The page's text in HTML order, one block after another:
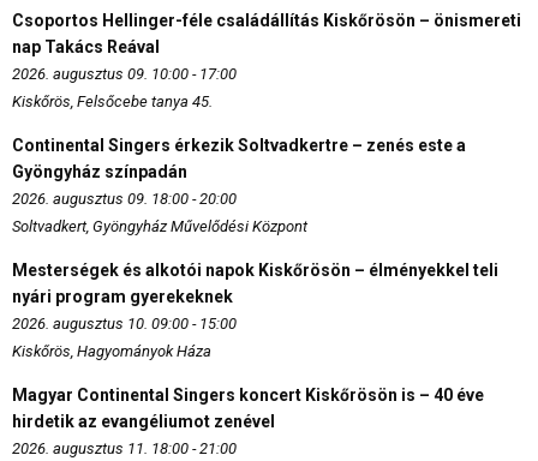
Csoportos Hellinger-féle családállítás Kiskőrösön – önismereti
nap Takács Reával
2026. augusztus 09. 10:00 - 17:00
Kiskőrös, Felsőcebe tanya 45.
Continental Singers érkezik Soltvadkertre – zenés este a
Gyöngyház színpadán
2026. augusztus 09. 18:00 - 20:00
Soltvadkert, Gyöngyház Művelődési Központ
Mesterségek és alkotói napok Kiskőrösön – élményekkel teli
nyári program gyerekeknek
2026. augusztus 10. 09:00 - 15:00
Kiskőrös, Hagyományok Háza
Magyar Continental Singers koncert Kiskőrösön is – 40 éve
hirdetik az evangéliumot zenével
2026. augusztus 11. 18:00 - 21:00